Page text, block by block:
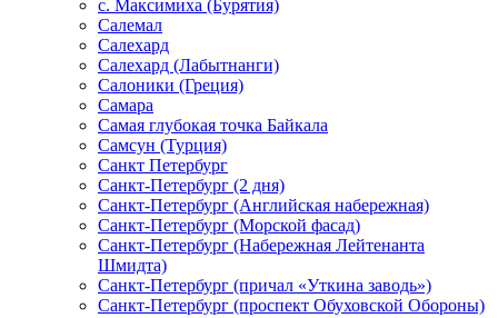
с. Максимиха (Бурятия)
Салемал
Салехард
Салехард (Лабытнанги)
Салоники (Греция)
Самара
Самая глубокая точка Байкала
Самсун (Турция)
Санкт Петербург
Санкт-Петербург (2 дня)
Санкт-Петербург (Английская набережная)
Санкт-Петербург (Морской фасад)
Санкт-Петербург (Набережная Лейтенанта
Шмидта)
Санкт-Петербург (причал «Уткина заводь»)
Санкт-Петербург (проспект Обуховской Обороны)